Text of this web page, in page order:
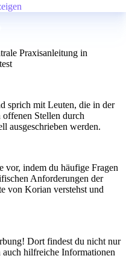
Praxisanleitung in
sprich mit Leuten, die in der
Stellen durch
ausgeschrieben werden.
vor, indem du häufige Fragen
Anforderungen der
von Korian verstehst und
Dort findest du nicht nur
auch hilfreiche Informationen